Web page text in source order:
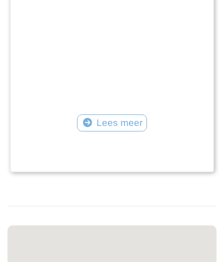
Lees meer